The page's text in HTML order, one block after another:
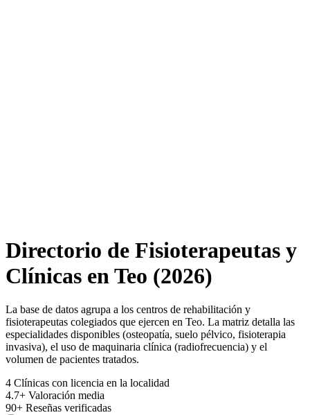
Directorio de Fisioterapeutas y
Clínicas en Teo (2026)
La base de datos agrupa a los centros de rehabilitación y
fisioterapeutas colegiados que ejercen en Teo. La matriz detalla las
especialidades disponibles (osteopatía, suelo pélvico, fisioterapia
invasiva), el uso de maquinaria clínica (radiofrecuencia) y el
volumen de pacientes tratados.
4 Clínicas con licencia en la localidad
4.7+ Valoración media
90+ Reseñas verificadas